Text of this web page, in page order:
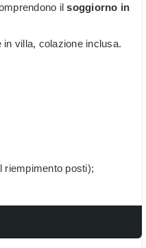
ilsoggiorno in
villa, colazione inclusa.
riempimento posti);